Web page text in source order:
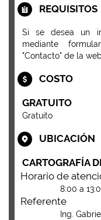
REQUISITOS
Si se desea un
mediante
"Contacto" de la web.
COSTO
GRATUITO
Gratuito
UBICACIÓN
CARTOGRAFÍA
Horario de
8:00 a
Referente
Ing.